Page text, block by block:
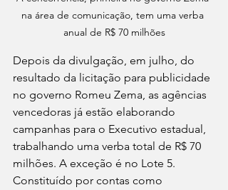
na área de comunicação, tem uma verba
anual de R$ 70 milhões
Depois da divulgação, em julho, do
resultado da licitação para publicidade
no governo Romeu Zema, as agências
vencedoras já estão elaborando
campanhas para o Executivo estadual,
trabalhando uma verba total de R$ 70
milhões. A exceção é no Lote 5.
Constituído por contas como